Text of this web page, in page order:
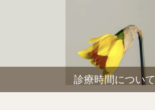
診療時間について